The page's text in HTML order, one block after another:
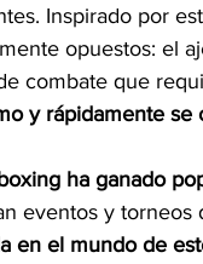
Inspirado por
opuestos: el
combate que
y rápidamente
ha ganado
eventos y torneos
en el mundo de